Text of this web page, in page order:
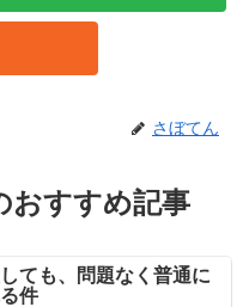
さぼてん
おすすめ記事
ても、問題なく普通に
件